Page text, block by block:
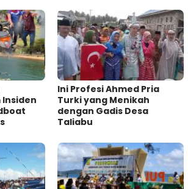
Insiden
Ini Profesi Ahmed Pria
Turki yang Menikah
dengan Gadis Desa
Taliabu